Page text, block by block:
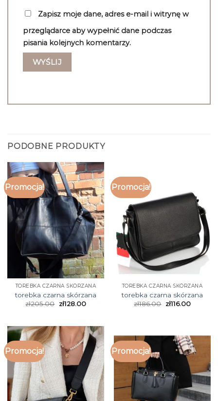
Zapisz moje dane, adres e-mail i witrynę w
przeglądarce aby wypełnić dane podczas
pisania kolejnych komentarzy.
PODOBNE PRODUKTY
Promocja!
TOREBKA CZARNA SKÓRZANA
torebka czarna skórzana
zł205.00 zł128.00
Promocja!
TOREBKA CZARNA SKÓRZANA
torebka czarna skórzana
zł186.00 zł116.00
Promocja! Promocja!